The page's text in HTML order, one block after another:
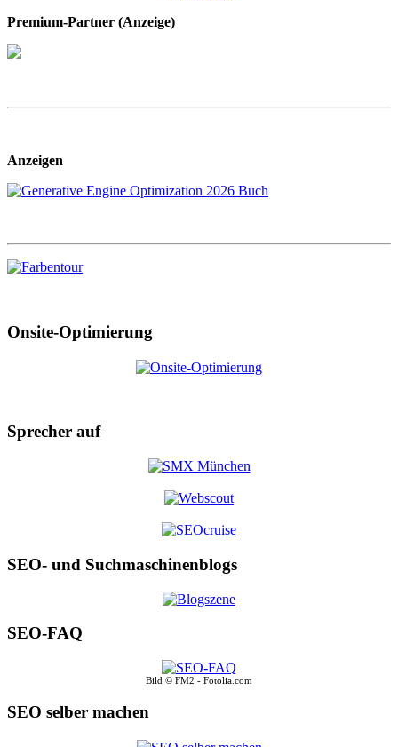
Premium-Partner (Anzeige)
Anzeigen
Onsite-Optimierung
Sprecher auf
SEO- und Suchmaschinenblogs
SEO-FAQ
Bild © FM2 - Fotolia.com
SEO selber machen